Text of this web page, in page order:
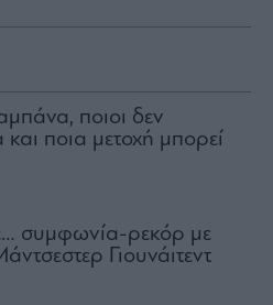
ποιοι δεν
ποια μετοχή μπορεί
συμφωνία-ρεκόρ με
Γιουνάιτεντ